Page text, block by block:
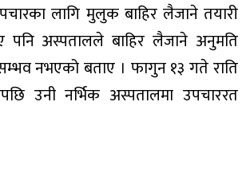
लागि मुलुक बाहिर लैजाने तयारी
पनि अस्पतालले बाहिर लैजाने अनुमति
नभएको बताए । फागुन १३ गते राति
उनी नर्भिक अस्पतालमा उपचाररत